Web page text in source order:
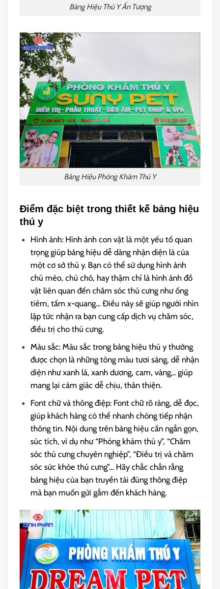
Bảng Hiệu Thú Y Ấn Tượng
Bảng Hiệu Phòng Khám Thú Y
Điểm đặc biệt trong thiết kế bảng hiệu
thú y
Hình ảnh: Hình ảnh con vật là một yếu tố quan
trọng giúp bảng hiệu dễ dàng nhận diện là của
một cơ sở thú y. Bạn có thể sử dụng hình ảnh
chú mèo, chú chó, hay thậm chí là hình ảnh đồ
vật liên quan đến chăm sóc thú cưng như ống
tiêm, tấm x-quang… Điều này sẽ giúp người nhìn
lập tức nhận ra bạn cung cấp dịch vụ chăm sóc,
điều trị cho thú cưng.
Màu sắc: Màu sắc trong bảng hiệu thú y thường
được chọn là những tông màu tươi sáng, dễ nhận
diện như xanh lá, xanh dương, cam, vàng,.. giúp
mang lại cảm giác dễ chịu, thân thiện.
Font chữ và thông điệp: Font chữ rõ ràng, dễ đọc,
giúp khách hàng có thể nhanh chóng tiếp nhận
thông tin. Nội dung trên bảng hiệu cần ngắn gọn,
súc tích, ví dụ như “Phòng khám thú y”, “Chăm
sóc thú cưng chuyên nghiệp”, “Điều trị và chăm
sóc sức khỏe thú cưng”… Hãy chắc chắn rằng
bảng hiệu của bạn truyền tải đúng thông điệp
mà bạn muốn gửi gắm đến khách hàng.